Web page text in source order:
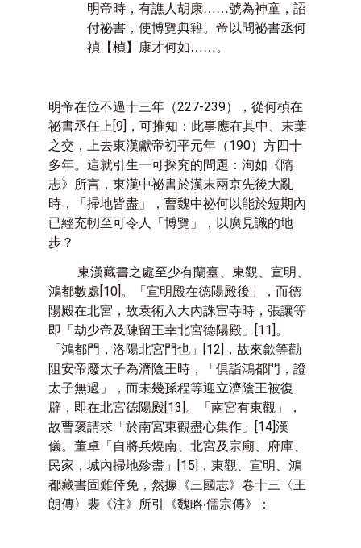
明帝時，有譙人胡康……號為神童，詔
付祕書，使博覽典籍。帝以問祕書丞何
禎【楨】康才何如……。
明帝在位不過十三年（227-239），從何楨在
祕書丞任上 [9] ，可推知：此事應在其中、末葉
之交，上去東漢獻帝初平元年（190）方四十
多年。這就引生一可探究的問題：洵如《隋
志》所言，東漢中祕書於漢末兩京先後大亂
時，「掃地皆盡」，曹魏中祕何以能於短期內
已經充軔至可令人「博覽」，以廣見識的地
步？
東漢藏書之處至少有蘭臺、東觀、宣明、
鴻都數處[10] 。「宣明殿在德陽殿後」，而德
陽殿在北宮，故袁術入大內誅宦寺時，張讓等
即「劫少帝及陳留王幸北宮德陽殿」 [11] 。
「鴻都門，洛陽北宮門也」 [12] ，故來歙等勸
阻安帝廢太子為濟陰王時，「俱詣鴻都門，證
太子無過」，而未幾孫程等迎立濟陰王被復
辟，即在北宮德陽殿[13] 。「南宮有東觀」，
故曹褒請求「於南宮東觀盡心集作」 [14]漢
儀。董卓「自將兵燒南、北宮及宗廟、府庫、
民家，城內掃地殄盡」 [15] ，東觀、宣明、鴻
都藏書固難倖免，然據《三國志》卷十三〈王
朗傳〉裴《注》所引《魏略‧儒宗傳》：